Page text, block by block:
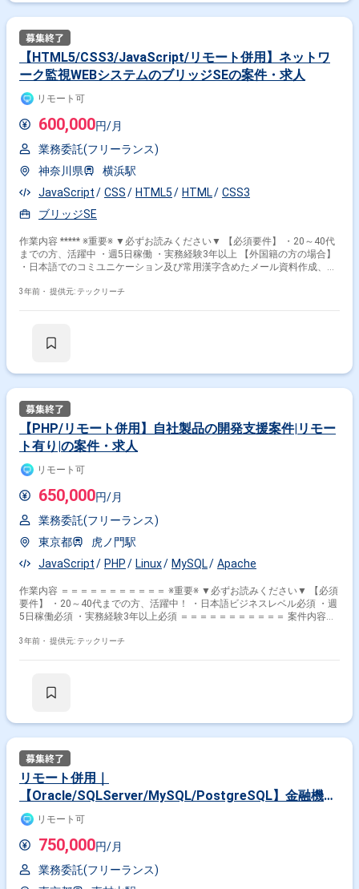
【HTML5/CSS3/JavaScript/リモート併用】ネットワ
ーク監視WEBシステムのブリッジSEの案件・求人
リモート可
600,000円/月
業務委託(フリーランス)
神奈川県
横浜駅
JavaScript
CSS HTML5 HTML
CSS3
ブリッジSE
作業内容 ***** ※重要※ ▼必ずお読みください▼ 【必須要件】 ・20～40代
までの方、活躍中 ・週5日稼働 ・実務経験3年以上 【外国籍の方の場合】
・日本語でのコミユニケーション及び常用漢字含めたメール資料作成、読
リッジSE （調査、運用保守、テスト、設計書レビュー、維持管理
3年前・ 提供元: テックリーチ
【PHP/リモート併用】自社製品の開発支援案件|リモー
ト有り|の案件・求人
リモート可
650,000円/月
業務委託(フリーランス)
東京都
虎ノ門駅
JavaScript
PHP Linux MySQL Apache
作業内容 ＝＝＝＝＝＝＝＝＝＝＝ ※重要※ ▼必ずお読みください▼ 【必須
要件】 ・20～40代までの方、活躍中！ ・日本語ビジネスレベル必須 ・週
5日稼働必須 ・実務経験3年以上必須 ＝＝＝＝＝＝＝＝＝＝＝ 案件内容：
である既存自社製品の開発・運用・保守SFAの機能強化、性能改善、脆弱
3年前・ 提供元: テックリーチ
リモート併用｜
【Oracle/SQLServer/MySQL/PostgreSQL】金融機関
勘定系システムDataSpider連携構築プロジェクト（シ
ステムエンジニア（SE））
リモート可
750,000円/月
業務委託(フリーランス)